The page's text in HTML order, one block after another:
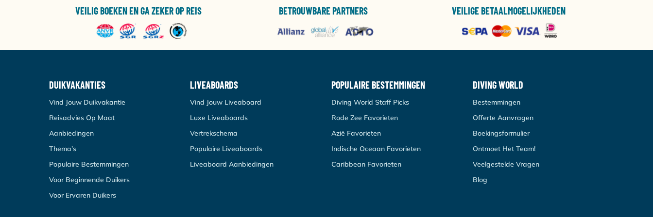
VEILIG BOEKEN EN GA ZEKER OP REIS BETROUWBARE PARTNERS VEILIGE BETAALMOGELIJKHEDEN
DUIKVAKANTIES
Vind Jouw Duikvakantie
Reisadvies Op Maat
Aanbiedingen
Thema’s
Populaire Bestemmingen
Voor Beginnende Duikers
Voor Ervaren Duikers
LIVEABOARDS
Vind Jouw Liveaboard
Luxe Liveaboards
Vertrekschema
Populaire Liveaboards
Liveaboard Aanbiedingen
POPULAIRE BESTEMMINGEN
Diving World Staff Picks
Rode Zee Favorieten
Azië Favorieten
Indische Oceaan Favorieten
Caribbean Favorieten
DIVING WORLD
Bestemmingen
Offerte Aanvragen
Boekingsformulier
Ontmoet Het Team!
Veelgestelde Vragen
Blog